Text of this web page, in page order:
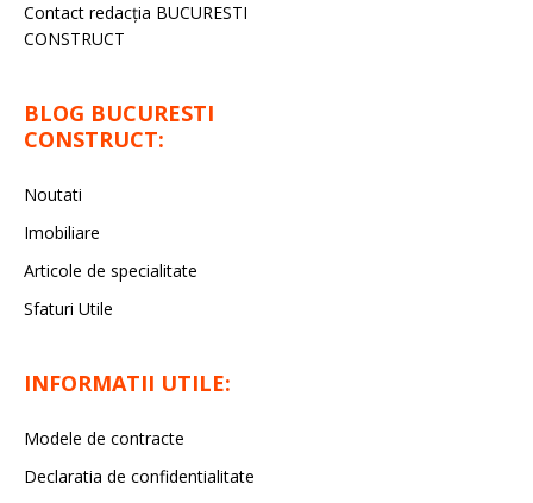
Contact redacţia BUCURESTI
CONSTRUCT
BLOG BUCURESTI
CONSTRUCT:
Noutati
Imobiliare
Articole de specialitate
Sfaturi Utile
INFORMATII UTILE:
Modele de contracte
Declaratia de confidentialitate